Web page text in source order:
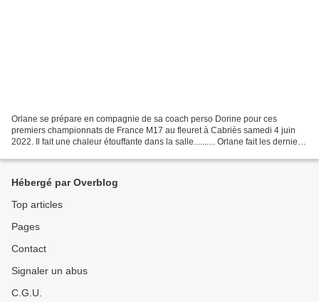
Orlane se prépare en compagnie de sa coach perso Dorine pour ces
premiers championnats de France M17 au fleuret à Cabriès samedi 4 juin
2022. Il fait une chaleur étouffante dans la salle.......... Orlane fait les derniers
Hébergé par Overblog
Top articles
Pages
Contact
Signaler un abus
C.G.U.